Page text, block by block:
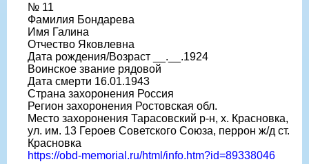
№ 11
Фамилия Бондарева
Имя Галина
Отчество Яковлевна
Дата рождения/Возраст __.__.1924
Воинское звание рядовой
Дата смерти 16.01.1943
Страна захоронения Россия
Регион захоронения Ростовская обл.
Место захоронения Тарасовский р-н, х. Красновка,
ул. им. 13 Героев Советского Союза, перрон ж/д ст.
Красновка
https://obd-memorial.ru/html/info.htm?id=89338046